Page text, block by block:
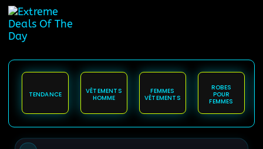
principal
TENDANCE
VÊTEMENTS
HOMME
FEMMES
VÊTEMENTS
ROBES
POUR
FEMMES